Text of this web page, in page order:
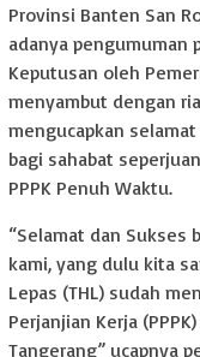
Provinsi Banten San
adanya pengumuman
Keputusan oleh
menyambut dengan
mengucapkan
bagi sahabat
PPPK Penuh Waktu.
“Selamat dan Sukses
kami, yang dulu kita
Lepas (THL) sudah
Perjanjian Kerja
Tangerang” ucapnya